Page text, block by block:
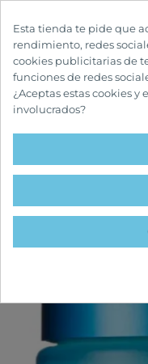
INICIO CUIDADOS FACIALES
Esta tienda te pide que
rendimiento, redes
cookies publicitarias de
funciones de redes
¿Aceptas estas cookies
involucrados?